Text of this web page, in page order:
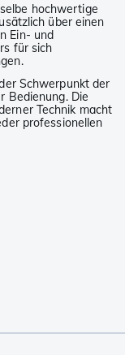
hochwertige
über einen
Ein- und
für sich
Schwerpunkt der
Bedienung. Die
Technik macht
professionellen